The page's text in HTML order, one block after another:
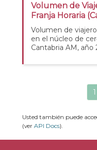
Volumen de
Franja Horaria
Volumen de
en el núcleo de
Cantabria AM, año
1
Usted también puede
(ver API Docs).